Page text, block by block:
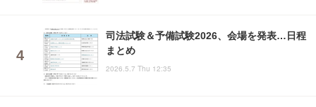
司法試験＆予備試験2026、会場を発表…日程
まとめ
2026.5.7 Thu 12:35